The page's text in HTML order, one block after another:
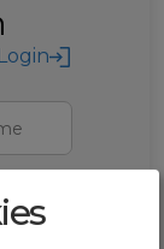
Login